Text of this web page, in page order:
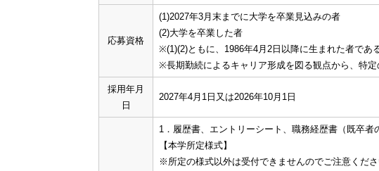
応募資格
(1)2027年3月末までに大学を卒業見込みの者
(2)大学を卒業した者
※(1)(2)ともに、1986年4月2日以降に生まれた者であ
※長期勤続によるキャリア形成を図る観点から、特定
採用年月
日
2027年4月1日又は2026年10月1日
1．履歴書、エントリーシート、職務経歴書（既卒者
【本学所定様式】
※所定の様式以外は受付できませんのでご注意くださ